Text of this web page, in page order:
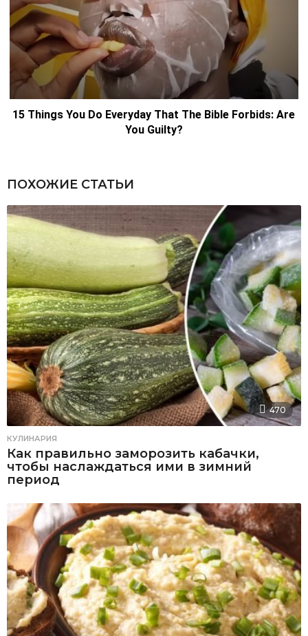
ПОХОЖИЕ СТАТЬИ
470
КУЛИНАРИЯ
Как правильно заморозить кабачки,
чтобы наслаждаться ими в зимний
период